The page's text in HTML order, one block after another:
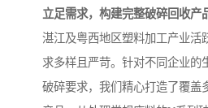
立足需求，构建完整破碎回收产
湛江及粤西地区塑料加工产业活
求多样且严苛。针对不同企业的
破碎要求，我们精心打造了覆盖